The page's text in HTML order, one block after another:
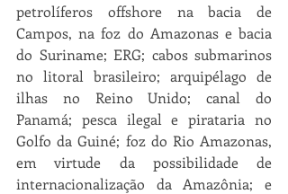
petrolíferos offshore na bacia de
Campos, na foz do Amazonas e bacia
do Suriname; ERG; cabos submarinos
no litoral brasileiro; arquipélago de
ilhas no Reino Unido; canal do
Panamá; pesca ilegal e pirataria no
Golfo da Guiné; foz do Rio Amazonas,
em virtude da possibilidade de
internacionalização da Amazônia; e